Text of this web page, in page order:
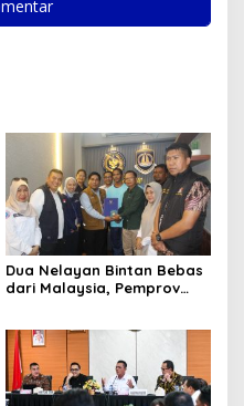
Dua Nelayan Bintan Bebas
dari Malaysia, Pemprov